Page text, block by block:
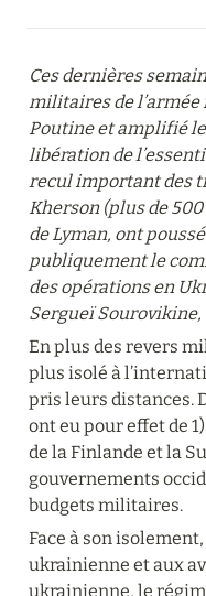
Ces dernières
militaires de
Poutine et amplifié
libération de
recul important des
Kherson (plus de
de Lyman, ont
publiquement le
des opérations en
Sergueï
En plus des revers
plus isolé à
pris leurs distances.
ont eu pour effet de
de la Finlande et la
gouvernements
budgets militaires.
Face à son
ukrainienne et aux
ukrainienne, le